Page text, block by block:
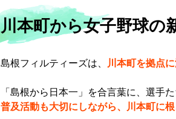
川本町から女子野球の
島根フィルティーズは、 川本町を拠点
「島根から日本一」を合言葉に、選手
普及活動も大切にしながら、川本町に